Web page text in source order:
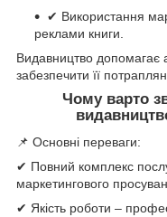
✔ Використання
реклами книги.
Видавництво допомагає
забезпечити її
Чому варто
📌 Основні переваги:
✔ Повний комплекс
маркетингового
✔ Якість роботи –